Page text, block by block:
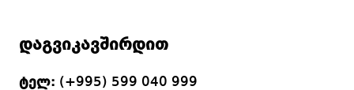
დაგვიკავშირდით
ტელ: (+995) 599 040 999